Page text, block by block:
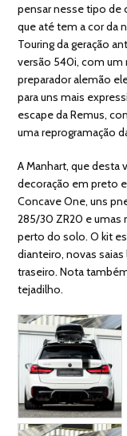
pensar nesse tipo de
que até tem a cor da
Touring da geração
versão 540i, com um
preparador alemão
para uns mais
escape da Remus,
uma reprogramação
A Manhart, que desta
decoração em preto
Concave One, uns
285/30 ZR20 e umas
perto do solo. O kit
dianteiro, novas
traseiro. Nota
tejadilho.